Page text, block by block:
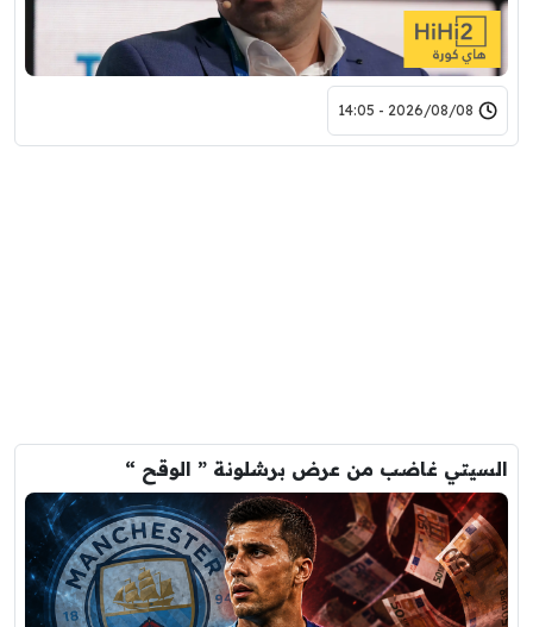
2026/08/08 - 14:05
السيتي غاضب من عرض برشلونة ” الوقح “